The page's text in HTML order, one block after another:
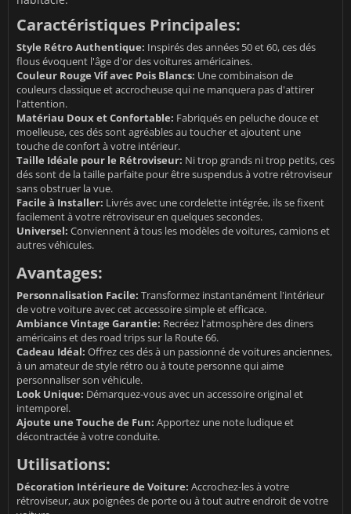
Caractéristiques Principales:
Style Rétro Authentique: Inspirés des années 50 et 60, ces dés
flous évoquent l'âge d'or des voitures américaines.
Couleur Rouge Vif avec Pois Blancs: Une combinaison de
couleurs classique et accrocheuse qui ne manquera pas d'attirer
l'attention.
Matériau Doux et Confortable: Fabriqués en peluche douce et
moelleuse, ces dés sont agréables au toucher et ajoutent une
touche de confort à votre intérieur.
Taille Idéale pour le Rétroviseur: Ni trop grands ni trop petits, ces
dés sont de la taille parfaite pour être suspendus à votre rétroviseur
sans obstruer la vue.
Facile à Installer: Livrés avec une cordelette intégrée, ils se fixent
facilement à votre rétroviseur en quelques secondes.
Universel: Conviennent à tous les modèles de voitures, camions et
autres véhicules.
Avantages:
Personnalisation Facile: Transformez instantanément l'intérieur
de votre voiture avec cet accessoire simple et efficace.
Ambiance Vintage Garantie: Recréez l'atmosphère des diners
américains et des road trips sur la Route 66.
Cadeau Idéal: Offrez ces dés à un passionné de voitures anciennes,
à un amateur de style rétro ou à toute personne qui aime
personnaliser son véhicule.
Look Unique: Démarquez-vous avec un accessoire original et
intemporel.
Ajoute une Touche de Fun: Apportez une note ludique et
décontractée à votre conduite.
Utilisations:
Décoration Intérieure de Voiture: Accrochez-les à votre
rétroviseur, aux poignées de porte ou à tout autre endroit de votre